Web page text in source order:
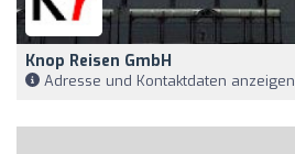
Knop Reisen GmbH
Adresse und Kontaktdaten anzeigen